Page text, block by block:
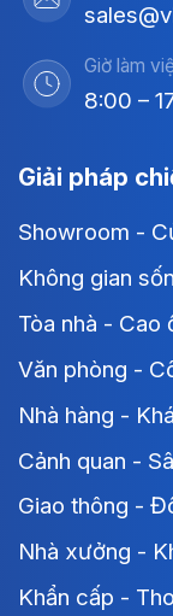
Giờ làm
8:00 –
Giải pháp
Showroom -
Không gian
Tòa nhà - Cao
Văn phòng -
Nhà hàng -
Cảnh quan -
Giao thông -
Nhà xưởng -
Khẩn cấp -